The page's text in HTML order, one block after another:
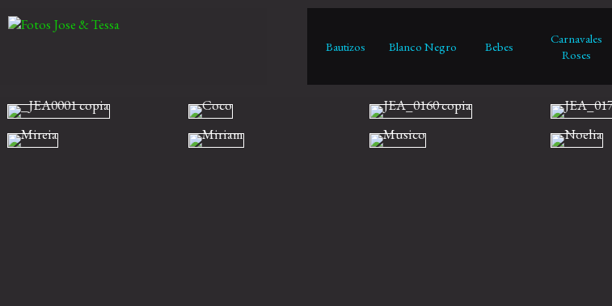
Bautizos Blanco Negro Bebes
Carnavales
Roses